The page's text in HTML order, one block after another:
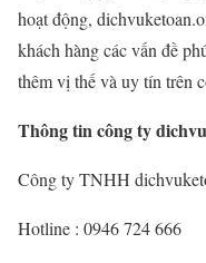
hoạt động,
khách hàng các vấn đề
thêm vị thế và uy tín trên
Thông tin công ty
Công ty TNHH
Hotline : 0946 724 666